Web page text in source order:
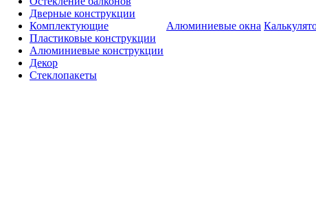
Дверные конструкции
Комплектующие
Пластиковые конструкции
Алюминиевые конструкции
Декор
Стеклопакеты
Алюминиевые окна